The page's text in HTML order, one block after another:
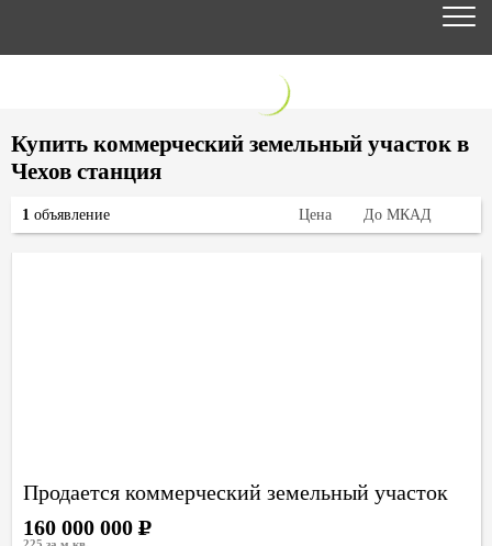
Купить коммерческий земельный участок в
Чехов станция
Продается коммерческий земельный участок
160 000 000Р
225 за м.кв.
1 объявление Цена До МКАД